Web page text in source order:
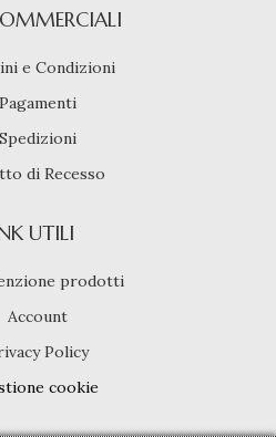
e Condizioni
Pagamenti
Spedizioni
di Recesso
UTILI
prodotti
Account
Policy
cookie